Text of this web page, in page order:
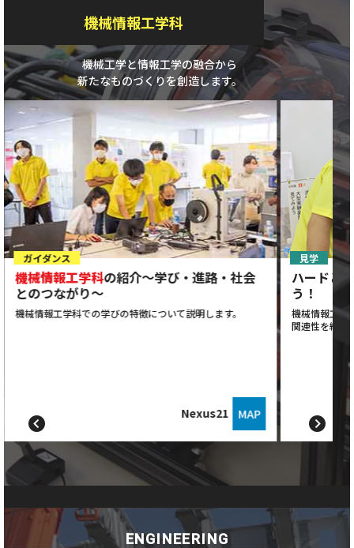
機械情報工学科
機械工学と情報工学の融合から
新たなものづくりを創造します。
ガイダンス
機械情報工学科の紹介～学び・進路・社会
とのつながり～
機械情報工学科での学びの特徴について説明します。
Nexus21 MAP
見学
ハードと
う！
機械情報工学
関連性を紹介
ENGINEERING